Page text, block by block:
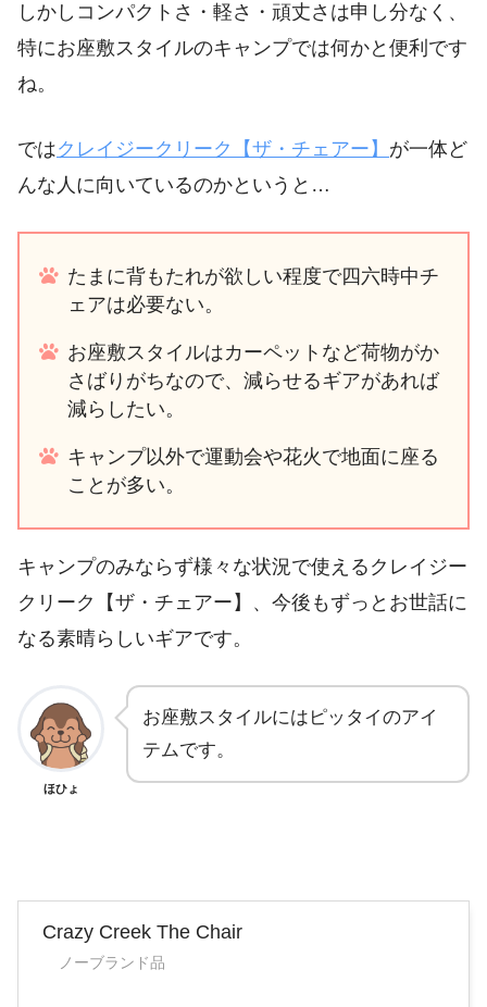
しかしコンパクトさ・軽さ・頑丈さは申し分なく、
特にお座敷スタイルのキャンプでは何かと便利です
ね。
ではクレイジークリーク【ザ・チェアー】 が一体ど
んな人に向いているのかというと…
たまに背もたれが欲しい程度で四六時中チ
ェアは必要ない。
お座敷スタイルはカーペットなど荷物がか
さばりがちなので、減らせるギアがあれば
減らしたい。
キャンプ以外で運動会や花火で地面に座る
ことが多い。
キャンプのみならず様々な状況で使えるクレイジー
クリーク【ザ・チェアー】、今後もずっとお世話に
なる素晴らしいギアです。
ほひょ
お座敷スタイルにはピッタイのアイ
テムです。
Crazy Creek The Chair
ノーブランド品